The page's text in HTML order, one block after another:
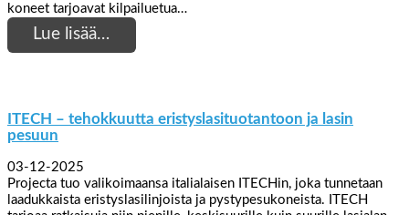
koneet tarjoavat kilpailuetua…
Lue lisää…
ITECH – tehokkuutta eristyslasituotantoon ja lasin
pesuun
03-12-2025
Projecta tuo valikoimaansa italialaisen ITECHin, joka tunnetaan
laadukkaista eristyslasilinjoista ja pystypesukoneista. ITECH